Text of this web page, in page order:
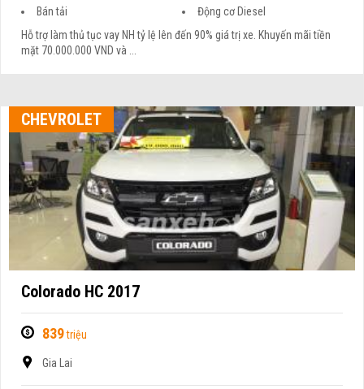
Bán tải
Động cơ Diesel
Hỗ trợ làm thủ tục vay NH tỷ lệ lên đến 90% giá trị xe. Khuyến mãi tiền
mặt 70.000.000 VND và ...
CHEVROLET
Colorado HC 2017
839triệu
Gia Lai